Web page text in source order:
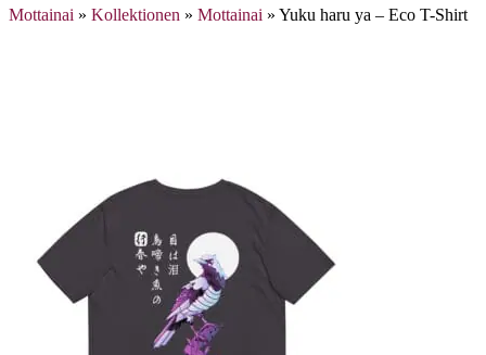
Mottainai » Kollektionen » Mottainai » Yuku haru ya – Eco T-Shirt